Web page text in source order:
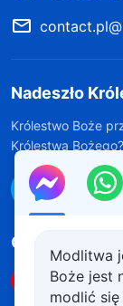
Nadeszło
Królestwo Boże
Królestwa Bożego?
Połącz się z
Obserwuj nas
Modlitwa
Boże jest
modlić się